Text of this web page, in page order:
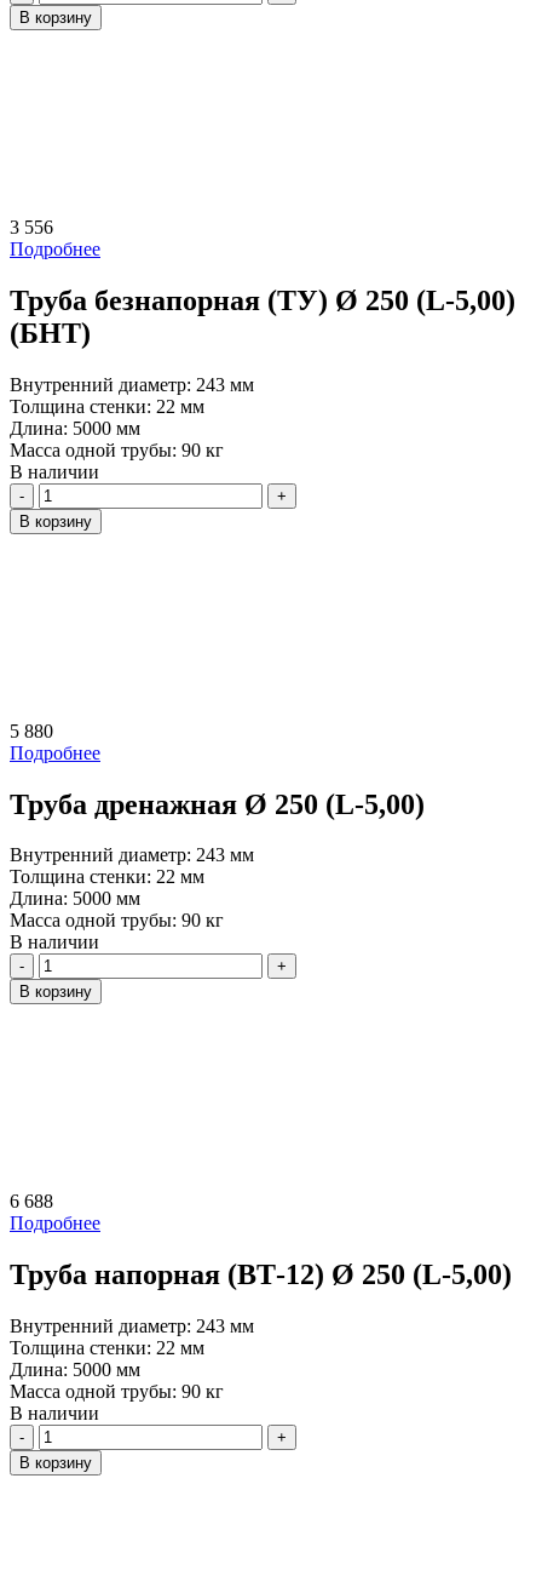
В корзину
3 556
Подробнее
Труба безнапорная (ТУ) Ø 250 (L-5,00)
(БНТ)
Внутренний диаметр: 243 мм
Толщина стенки: 22 мм
Длина: 5000 мм
Масса одной трубы: 90 кг
В наличии
Количество
В корзину
5 880
Подробнее
Труба дренажная Ø 250 (L-5,00)
Внутренний диаметр: 243 мм
Толщина стенки: 22 мм
Длина: 5000 мм
Масса одной трубы: 90 кг
В наличии
Количество
В корзину
6 688
Подробнее
Труба напорная (ВТ-12) Ø 250 (L-5,00)
Внутренний диаметр: 243 мм
Толщина стенки: 22 мм
Длина: 5000 мм
Масса одной трубы: 90 кг
В наличии
Количество
В корзину